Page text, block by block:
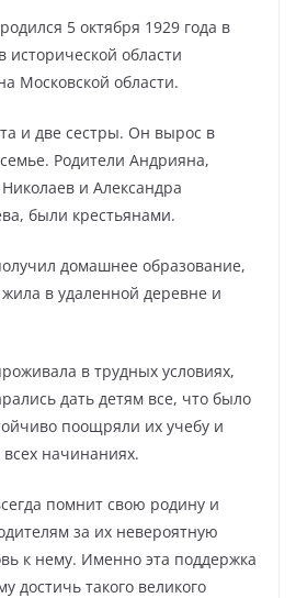
родился 5 октября 1929 года в
области
Московской области.
и две сестры. Он вырос в
Родители Андрияна,
и Александра
были крестьянами.
домашнее образование,
жила в удаленной деревне и
в трудных условиях,
дать детям все, что было
поощряли их учебу и
начинаниях.
помнит свою родину и
за их невероятную
к нему. Именно эта поддержка
достичь такого великого